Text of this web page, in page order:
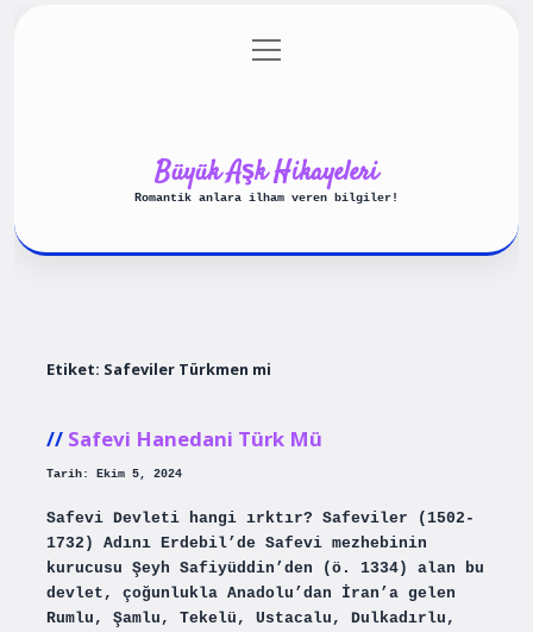
Gizlilik Politikası
menüyü
aç
Büyük Aşk Hikayeleri
Romantik anlara ilham veren bilgiler!
Etiket: Safeviler Türkmen mi
Safevi Hanedani Türk Mü
Tarih: Ekim 5, 2024
Safevi Devleti hangi ırktır? Safeviler (1502-
1732) Adını Erdebil’de Safevi mezhebinin
kurucusu Şeyh Safiyüddin’den (ö. 1334) alan bu
devlet, çoğunlukla Anadolu’dan İran’a gelen
Rumlu, Şamlu, Tekelü, Ustacalu, Dulkadırlu,